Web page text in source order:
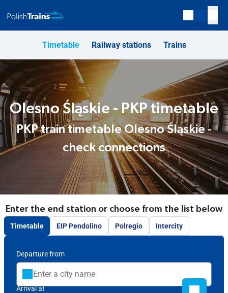
Timetable Railway stations Trains
Olesno Śląskie - PKP timetable
PKP train timetable Olesno Śląskie -
check connections
Enter the end station or choose from the list below
Timetable EIP Pendolino Polregio Intercity
Departure from
Arrival at